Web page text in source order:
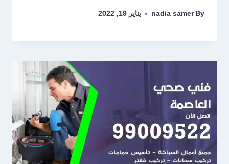
By
nadia samer يناير 19, 2022